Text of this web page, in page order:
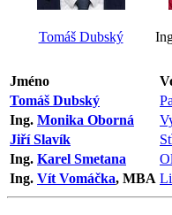
Tomáš Dubský
Jméno
Tomáš Dubský
Ing. Monika Oborná
Jiří Slavík
Ing. Karel Smetana
Ing. Vít Vomáčka, MBA